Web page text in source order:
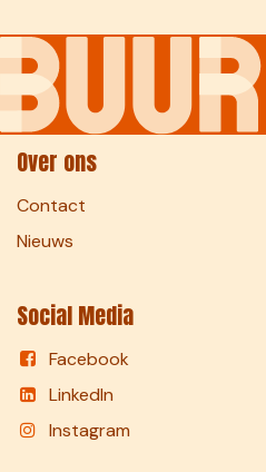
Over ons
Contact
Nieuws
Social Media
Facebook
LinkedIn
Instagram